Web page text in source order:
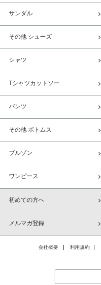
サンダル
その他 シューズ
シャツ
Tシャツカットソー
パンツ
その他 ボトムス
ブルゾン
ワンピース
初めての方へ
メルマガ登録
会社概要 利用規約